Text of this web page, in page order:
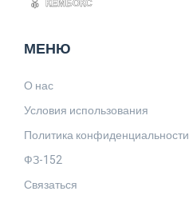
МЕНЮ
О нас
Условия использования
Политика конфиденциальности
ФЗ-152
Связаться